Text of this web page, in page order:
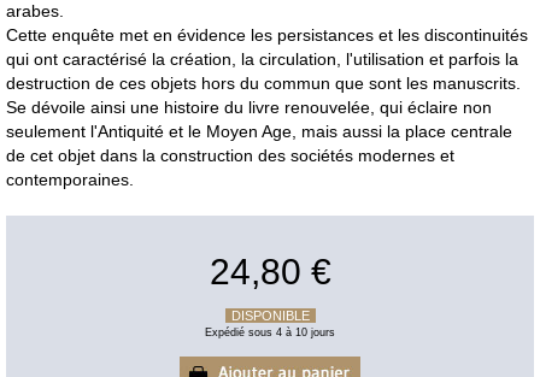
arabes.
Cette enquête met en évidence les persistances et les discontinuités
qui ont caractérisé la création, la circulation, l'utilisation et parfois la
destruction de ces objets hors du commun que sont les manuscrits.
Se dévoile ainsi une histoire du livre renouvelée, qui éclaire non
seulement l'Antiquité et le Moyen Age, mais aussi la place centrale
de cet objet dans la construction des sociétés modernes et
contemporaines.
24,80 €
DISPONIBLE
Expédié sous 4 à 10 jours